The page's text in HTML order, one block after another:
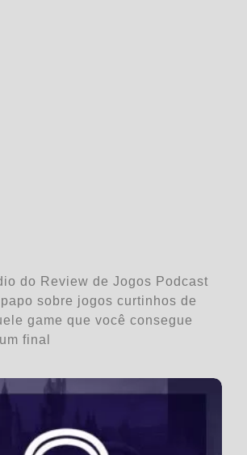
do Review de Jogos Podcast
sobre jogos curtinhos de
game que você consegue
final